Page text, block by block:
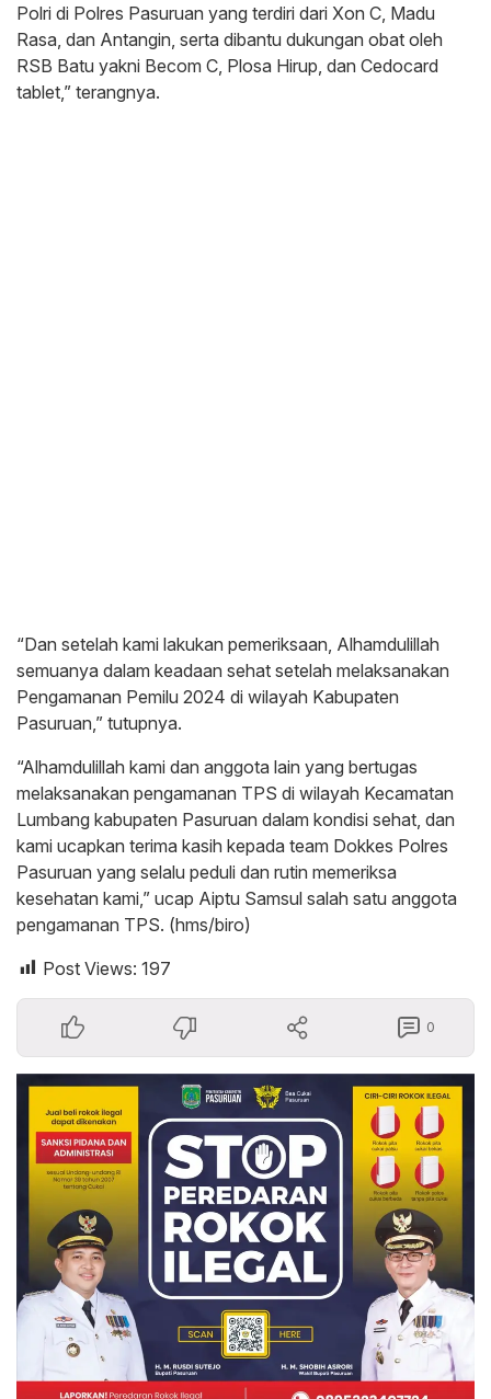
Polri di Polres Pasuruan yang terdiri dari Xon C, Madu
Rasa, dan Antangin, serta dibantu dukungan obat oleh
RSB Batu yakni Becom C, Plosa Hirup, dan Cedocard
tablet,” terangnya.
“Dan setelah kami lakukan pemeriksaan, Alhamdulillah
semuanya dalam keadaan sehat setelah melaksanakan
Pengamanan Pemilu 2024 di wilayah Kabupaten
Pasuruan,” tutupnya.
“Alhamdulillah kami dan anggota lain yang bertugas
melaksanakan pengamanan TPS di wilayah Kecamatan
Lumbang kabupaten Pasuruan dalam kondisi sehat, dan
kami ucapkan terima kasih kepada team Dokkes Polres
Pasuruan yang selalu peduli dan rutin memeriksa
kesehatan kami,” ucap Aiptu Samsul salah satu anggota
pengamanan TPS. (hms/biro)
Post Views: 197
0